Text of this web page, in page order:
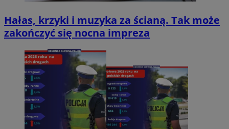
Hałas, krzyki i muzyka za ścianą. Tak może
zakończyć się nocna impreza